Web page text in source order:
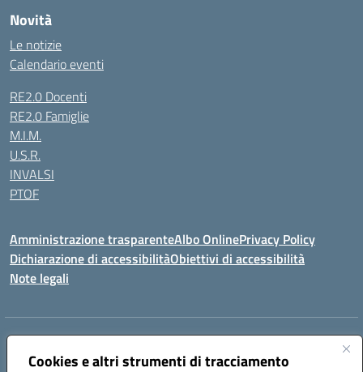
Cookies e altri strumenti di tracciamento
Novità
Le notizie
Calendario eventi
RE2.0 Docenti
RE2.0 Famiglie
M.I.M.
U.S.R.
INVALSI
PTOF
Amministrazione trasparenteAlbo OnlinePrivacy Policy
Dichiarazione di accessibilitàObiettivi di accessibilità
Note legali
Indirizzo:
Centralino:09231872080 Email:tpic80900q@istruzione.it